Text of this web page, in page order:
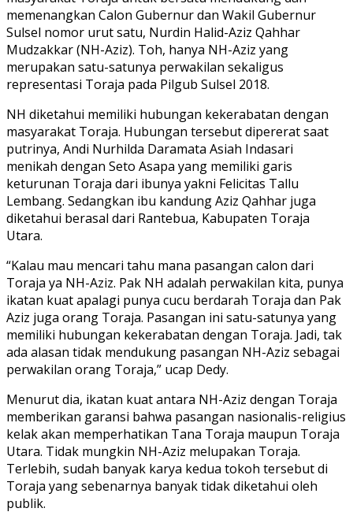
memenangkan Calon Gubernur dan Wakil Gubernur
Sulsel nomor urut satu, Nurdin Halid-Aziz Qahhar
Mudzakkar (NH-Aziz). Toh, hanya NH-Aziz yang
merupakan satu-satunya perwakilan sekaligus
representasi Toraja pada Pilgub Sulsel 2018.
NH diketahui memiliki hubungan kekerabatan dengan
masyarakat Toraja. Hubungan tersebut dipererat saat
putrinya, Andi Nurhilda Daramata Asiah Indasari
menikah dengan Seto Asapa yang memiliki garis
keturunan Toraja dari ibunya yakni Felicitas Tallu
Lembang. Sedangkan ibu kandung Aziz Qahhar juga
diketahui berasal dari Rantebua, Kabupaten Toraja
Utara.
“Kalau mau mencari tahu mana pasangan calon dari
Toraja ya NH-Aziz. Pak NH adalah perwakilan kita, punya
ikatan kuat apalagi punya cucu berdarah Toraja dan Pak
Aziz juga orang Toraja. Pasangan ini satu-satunya yang
memiliki hubungan kekerabatan dengan Toraja. Jadi, tak
ada alasan tidak mendukung pasangan NH-Aziz sebagai
perwakilan orang Toraja,” ucap Dedy.
Menurut dia, ikatan kuat antara NH-Aziz dengan Toraja
memberikan garansi bahwa pasangan nasionalis-religius
kelak akan memperhatikan Tana Toraja maupun Toraja
Utara. Tidak mungkin NH-Aziz melupakan Toraja.
Terlebih, sudah banyak karya kedua tokoh tersebut di
Toraja yang sebenarnya banyak tidak diketahui oleh
publik.